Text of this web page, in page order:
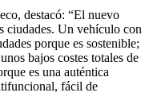
destacó: “El nuevo
ciudades. Un vehículo con
porque es sostenible;
bajos costes totales de
es una auténtica
fácil de